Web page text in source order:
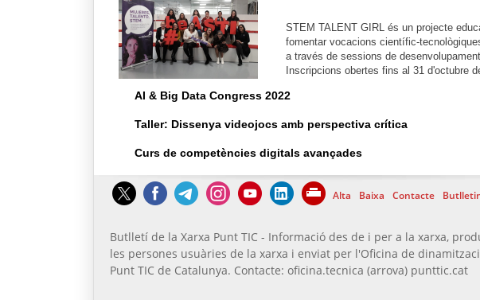
STEM TALENT GIRL és un projecte
fomentar vocacions científic-
a través de sessions de desenvolupament
Inscripcions obertes fins al 31 d'octubre
AI & Big Data Congress 2022
Taller: Dissenya videojocs amb perspectiva crítica
Curs de competències digitals avançades
Alta Baixa Contacte
Butlletí de la Xarxa Punt TIC - Informació des de i per a la xarxa,
les persones usuàries de la xarxa i enviat per l'Oficina de
Punt TIC de Catalunya. Contacte: oficina.tecnica (arrova) punttic.cat